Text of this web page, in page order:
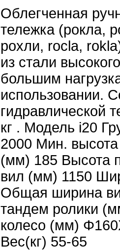
Облегченная
тележка (рокла,
рохли, rocla,
из стали
большим
использовании.
гидравлической
кг . Модель i20
2000 Мин.
(мм) 185 Высота
вил (мм) 1150
Общая ширина
тандем ролики
колесо (мм)
Вес(кг) 55-65